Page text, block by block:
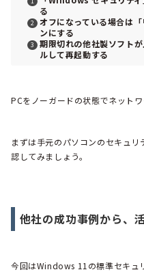
る
オフになっている場合は
ンにする
期限切れの他社製ソフト
ルして再起動する
PCをノーガードの状態でネット
まずは手元のパソコンのセキュ
認してみましょう。
他社の成功事例から、
今回はWindows 11の標準セキュ